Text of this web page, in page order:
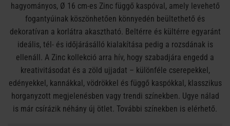
hagyományos, Ø 16 cm-es Zinc függő kaspóval, amely levehető
fogantyúinak köszönhetően könnyedén beültethető és
dekoratívan a korlátra akasztható. Beltérre és kültérre egyaránt
ideális, tél- és időjárásálló kialakítása pedig a rozsdának is
ellenáll. A Zinc kollekció arra hív, hogy szabadjára engedd a
kreativitásodat és a zöld ujjadat – különféle cserepekkel,
edényekkel, kannákkal, vödrökkel és függő kaspókkal, klasszikus
horganyzott megjelenésben vagy trendi színekben. Ugye nálad
is már csírázik néhány új ötlet. További színekben is elérhető.